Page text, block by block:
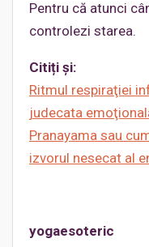
Pentru că atunci
controlezi starea.
Citiți și:
Ritmul respiraţiei
judecata
Pranayama sau
izvorul nesecat al
yogaesoteric